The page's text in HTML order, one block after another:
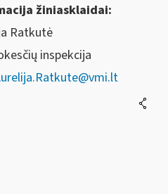
žiniasklaidai:
Ratkutė
inspekcija